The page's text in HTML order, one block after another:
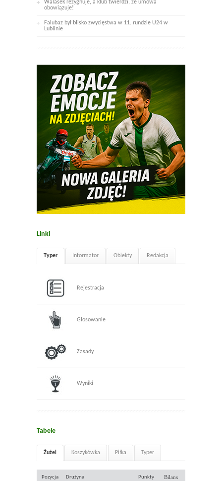
Walasek rezygnuje, a klub twierdzi, że umowa
obowiązuje!
Falubaz był blisko zwycięstwa w 11. rundzie U24 w
Lublinie
Linki
Typer Informator Obiekty Redakcja
Rejestracja
Głosowanie
Zasady
Wyniki
Tabele
Żużel Koszykówka Piłka Typer
Pozycja Drużyna Punkty Bilans